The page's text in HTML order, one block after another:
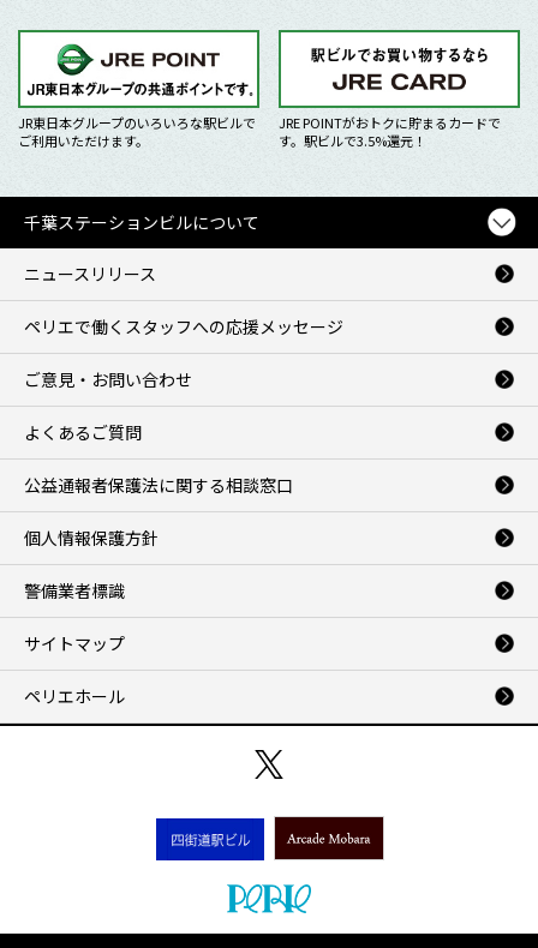
JR東日本グループのいろいろな駅ビルで
ご利用いただけます。
JRE POINTがおトクに貯まるカードで
す。駅ビルで3.5%還元！
千葉ステーションビルについて
ニュースリリース
ペリエで働くスタッフへの応援メッセージ
ご意見・お問い合わせ
よくあるご質問
公益通報者保護法に関する相談窓口
個人情報保護方針
警備業者標識
サイトマップ
ペリエホール